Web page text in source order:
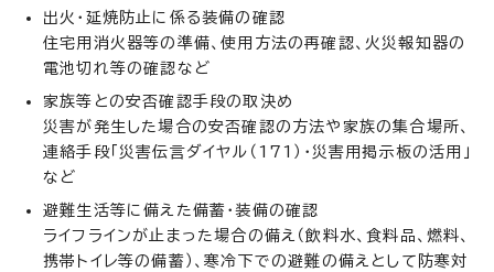
出火・延焼防止に係る装備の確認
住宅用消火器等の準備、使用方法の再確認、火災報知器の
電池切れ等の確認など
家族等との安否確認手段の取決め
災害が発生した場合の安否確認の方法や家族の集合場所、
連絡手段「災害伝言ダイヤル（171）・災害用掲示板の活用」
など
避難生活等に備えた備蓄・装備の確認
ライフラインが止まった場合の備え（飲料水、食料品、燃料、
携帯トイレ等の備蓄）、寒冷下での避難の備えとして防寒対